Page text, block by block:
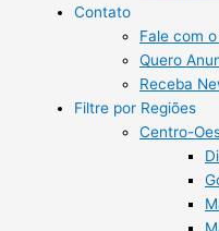
Contato
Fale com
Quero
Receba
Filtre por Regiões
Centro-